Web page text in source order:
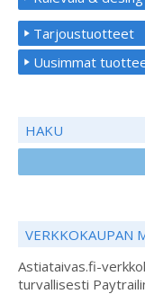
Tarjoustuotteet
Uusimmat
HAKU
VERKKOKAUPAN
Astiataivas.fi-
turvallisesti